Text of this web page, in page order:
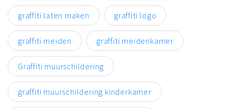
graffiti laten maken graffiti logo
graffiti meiden graffiti meidenkamer
Graffiti muurschildering
graffiti muurschildering kinderkamer